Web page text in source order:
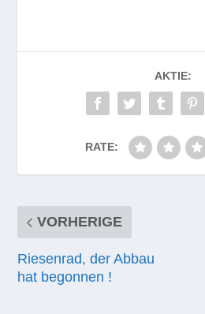
AKTIE:
RATE:
VORHERIGE
Riesenrad, der Abbau
hat begonnen !